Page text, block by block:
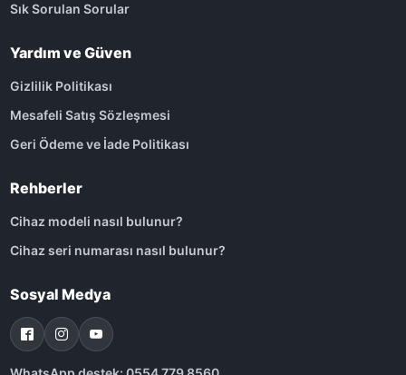
Sık Sorulan Sorular
Yardım ve Güven
Gizlilik Politikası
Mesafeli Satış Sözleşmesi
Geri Ödeme ve İade Politikası
Rehberler
Cihaz modeli nasıl bulunur?
Cihaz seri numarası nasıl bulunur?
Sosyal Medya